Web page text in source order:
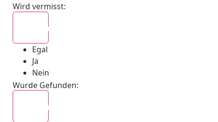
Wird vermisst:
Egal
Ja
Nein
Wurde Gefunden: